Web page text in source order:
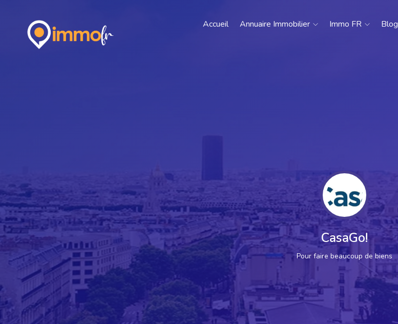
Accueil Annuaire Immobilier Immo FR Blog
CasaGo!
Pour faire beaucoup de biens